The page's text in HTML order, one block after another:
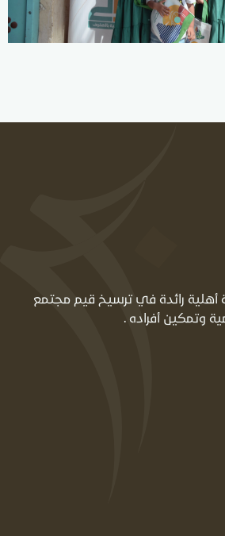
أهلية رائدة في ترسيخ قيم مجتمع
وتمكين أفراده .